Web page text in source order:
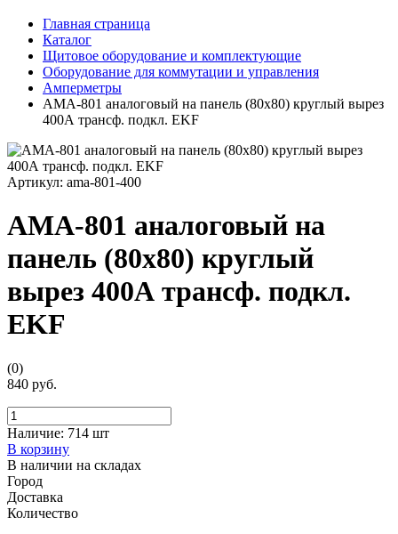
Главная страница
Каталог
Щитовое оборудование и комплектующие
Оборудование для коммутации и управления
Амперметры
AMA-801 аналоговый на панель (80х80) круглый вырез
400А трансф. подкл. EKF
Артикул: ama-801-400
AMA-801 аналоговый на
панель (80х80) круглый
вырез 400А трансф. подкл.
EKF
(0)
840 руб.
Наличие: 714 шт
В корзину
В наличии на складах
Город
Доставка
Количество